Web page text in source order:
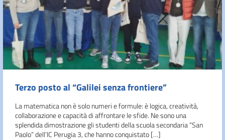
Terzo posto al “Galilei senza frontiere”
La matematica non è solo numeri e formule: è logica, creatività,
collaborazione e capacità di affrontare le sfide. Ne sono una
splendida dimostrazione gli studenti della scuola secondaria “San
Paolo” dell’IC Perugia 3, che hanno conquistato […]